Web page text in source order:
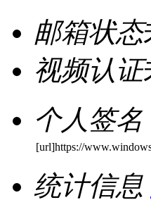
邮箱状态
视频认证
个人签名
[url]https://
统计信息